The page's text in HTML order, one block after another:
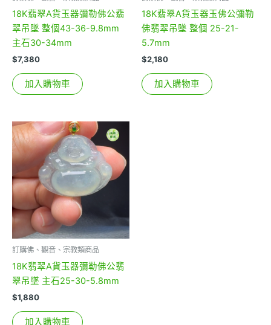
18K翡翠A貨玉器彌勒佛公翡
翠吊墜 整個43-36-9.8mm
主石30-34mm
$7,380
加入購物車
18K翡翠A貨玉器玉佛公彌勒
佛翡翠吊墜 整個 25-21-
5.7mm
$2,180
加入購物車
訂購佛、觀音、宗教類商品
18K翡翠A貨玉器彌勒佛公翡
翠吊墜 主石25-30-5.8mm
$1,880
加入購物車